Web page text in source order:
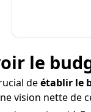
le
deétablir le
vision nette de